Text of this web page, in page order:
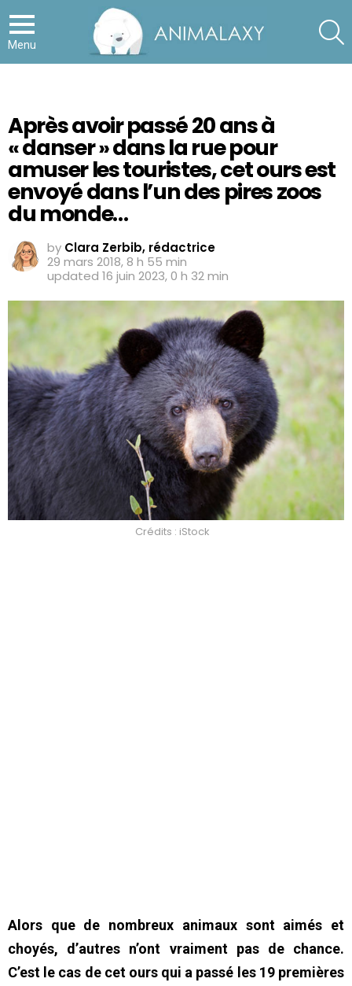
Menu
Après avoir passé 20 ans à
« danser » dans la rue pour
amuser les touristes, cet ours est
envoyé dans l’un des pires zoos
du monde…
by Clara Zerbib, rédactrice
29 mars 2018, 8 h 55 min
updated 16 juin 2023, 0 h 32 min
Crédits : iStock
Alors que de nombreux animaux sont aimés et
choyés, d’autres n’ont vraiment pas de chance.
C’est le cas de cet ours qui a passé les 19 premières